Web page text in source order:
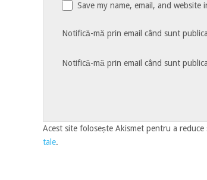
Save my name, email, and
Notifică-mă prin email când sunt
Notifică-mă prin email când sunt
Acest site folosește Akismet pentru a reduce
tale.